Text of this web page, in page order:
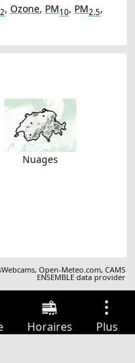
2, Ozone, PM10, PM2.5,
Nuages
,Open-Meteo.com,CAMS
ENSEMBLE data provider
Horaires Plus